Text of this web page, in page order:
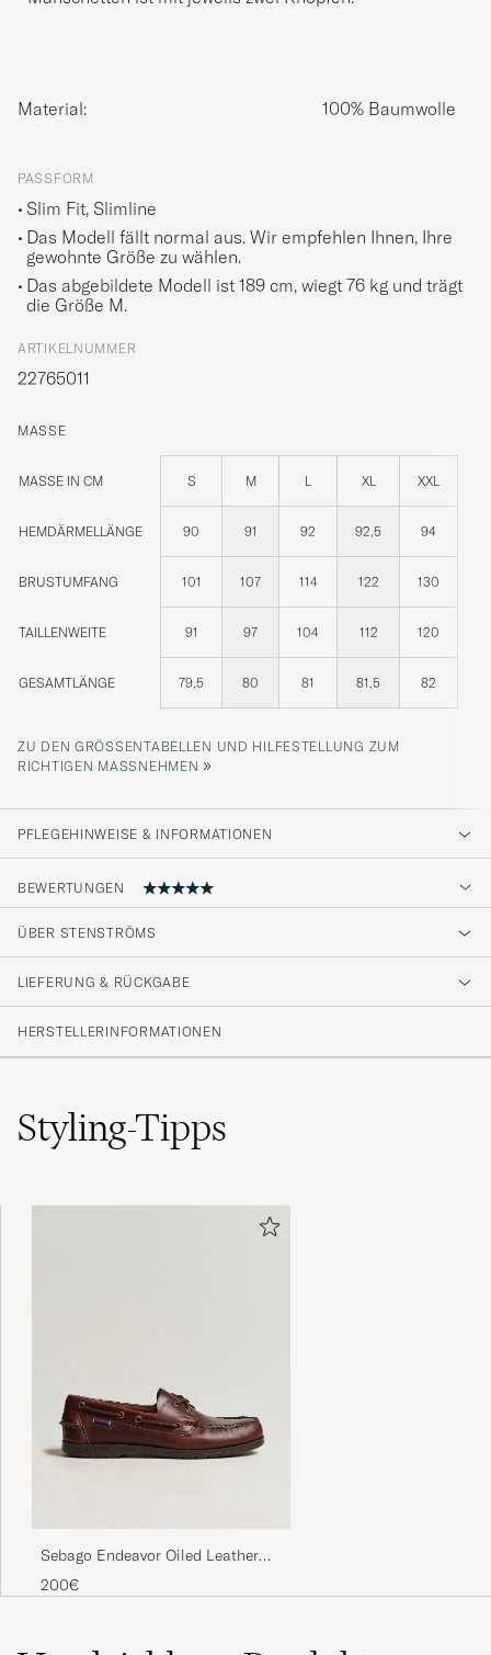
Material: 100% Baumwolle
PASSFORM
Slim Fit, Slimline
Das Modell fällt normal aus. Wir empfehlen Ihnen, Ihre
gewohnte Größe zu wählen.
Das abgebildete Modell ist 189 cm, wiegt 76 kg und trägt
die Größe M.
ARTIKELNUMMER
22765011
MASSE
MASSE IN CM S M L XL XXL
HEMDÄRMELLÄNGE 90 91 92 92,5 94
BRUSTUMFANG 101 107 114 122 130
TAILLENWEITE 91 97 104 112 120
GESAMTLÄNGE 79,5 80 81 81,5 82
ZU DEN GRÖSSENTABELLEN UND HILFESTELLUNG ZUM R
ICHTIGEN MASSNEHMEN
»
PFLEGEHINWEISE & INFORMATIONEN
BEWERTUNGEN
5
ÜBER STENSTRÖMS
LIEFERUNG & RÜCKGABE
HERSTELLERINFORMATIONEN
Styling-Tipps
Sebago Endeavor Oiled Leather
Boat Shoe Brown
200€